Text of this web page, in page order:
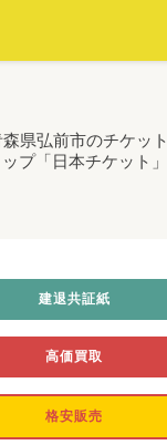
建退共証紙
高価買取
格安販売